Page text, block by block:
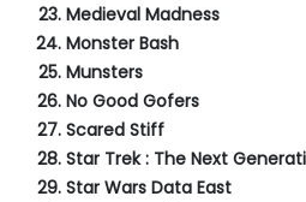
Medieval Madness
Monster Bash
Munsters
No Good Gofers
Scared Stiff
Star Trek : The Next
Star Wars Data East